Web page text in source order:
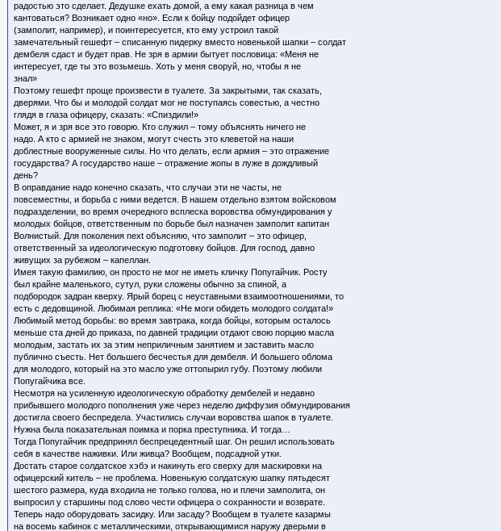
радостью это сделает. Дедушке ехать домой, а ему какая разница в чем
кантоваться? Возникает одно «но». Если к бойцу подойдет офицер
(замполит, например), и поинтересуется, кто ему устроил такой
замечательный гешефт – списанную пидерку вместо новенькой шапки – солдат
дембеля сдаст и будет прав. Не зря в армии бытует пословица: «Меня не
интересует, где ты это возьмешь. Хоть у меня своруй, но, чтобы я не
знал»
Поэтому гешефт проще произвести в туалете. За закрытыми, так сказать,
дверями. Что бы и молодой солдат мог не поступаясь совестью, а честно
глядя в глаза офицеру, сказать: «Спиздили!»
Может, я и зря все это говорю. Кто служил – тому объяснять ничего не
надо. А кто с армией не знаком, могут счесть это клеветой на наши
доблестные вооруженные силы. Но что делать, если армия – это отражение
государства? А государство наше – отражение жопы в луже в дождливый
день?
В оправдание надо конечно сказать, что случаи эти не часты, не
повсеместны, и борьба с ними ведется. В нашем отдельно взятом войсковом
подразделении, во время очередного всплеска воровства обмундирования у
молодых бойцов, ответственным по борьбе был назначен замполит капитан
Волнистый. Для поколения next объясняю, что замполит – это офицер,
ответственный за идеологическую подготовку бойцов. Для господ, давно
живущих за рубежом – капеллан.
Имея такую фамилию, он просто не мог не иметь кличку Попугайчик. Росту
был крайне маленького, сутул, руки сложены обычно за спиной, а
подбородок задран кверху. Ярый борец с неуставными взаимоотношениями, то
есть с дедовщиной. Любимая реплика: «Не моги обидеть молодого солдата!»
Любимый метод борьбы: во время завтрака, когда бойцы, которым осталось
меньше ста дней до приказа, по давней традиции отдают свою порцию масла
молодым, застать их за этим неприличным занятием и заставить масло
публично съесть. Нет большего бесчестья для дембеля. И большего облома
для молодого, который на это масло уже оттопырил губу. Поэтому любили
Попугайчика все.
Несмотря на усиленную идеологическую обработку дембелей и недавно
прибывшего молодого пополнения уже через неделю диффузия обмундирования
достигла своего беспредела. Участились случаи воровства шапок в туалете.
Нужна была показательная поимка и порка преступника. И тогда…
Тогда Попугайчик предпринял беспрецедентный шаг. Он решил использовать
себя в качестве наживки. Или живца? Вообщем, подсадной утки.
Достать старое солдатское хэбэ и накинуть его сверху для маскировки на
офицерский китель – не проблема. Новенькую солдатскую шапку пятьдесят
шестого размера, куда входила не только голова, но и плечи замполита, он
выпросил у старшины под слово чести офицера о сохранности и возврате.
Теперь надо оборудовать засидку. Или засаду? Вообщем в туалете казармы
на восемь кабинок с металлическими, открывающимися наружу дверьми в